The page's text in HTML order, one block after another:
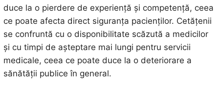
duce la o pierdere de experiență și competență, ceea
ce poate afecta direct siguranța pacienților. Cetățenii
se confruntă cu o disponibilitate scăzută a medicilor
și cu timpi de așteptare mai lungi pentru servicii
medicale, ceea ce poate duce la o deteriorare a
sănătății publice în general.